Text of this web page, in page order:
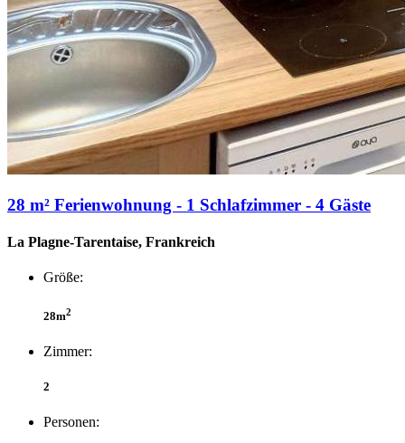
28 m² Ferienwohnung - 1 Schlafzimmer - 4 Gäste
La Plagne-Tarentaise, Frankreich
Größe:
28m2
Zimmer:
2
Personen: